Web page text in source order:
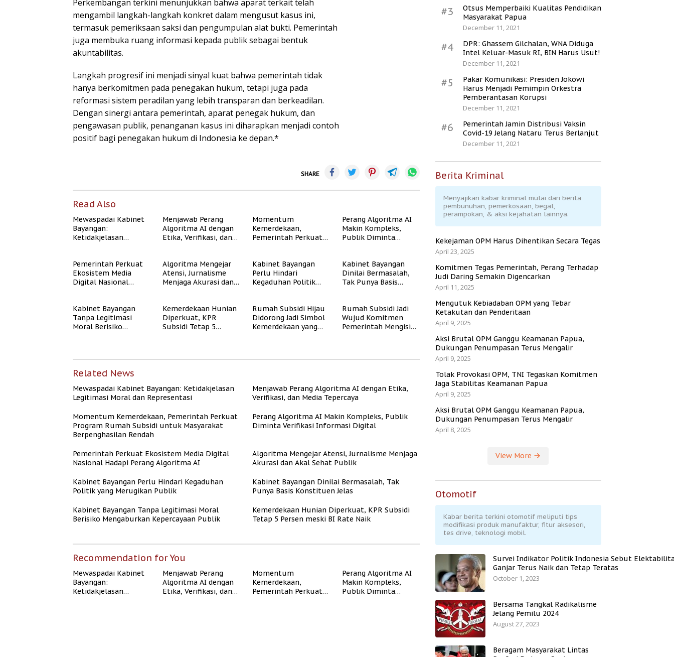
Perkembangan terkini menunjukkan bahwa aparat terkait telah
mengambil langkah-langkah konkret dalam mengusut kasus ini,
termasuk pemeriksaan saksi dan pengumpulan alat bukti. Pemerintah
juga membuka ruang informasi kepada publik sebagai bentuk
akuntabilitas.
Langkah progresif ini menjadi sinyal kuat bahwa pemerintah tidak
hanya berkomitmen pada penegakan hukum, tetapi juga pada
reformasi sistem peradilan yang lebih transparan dan berkeadilan.
Dengan sinergi antara pemerintah, aparat penegak hukum, dan
pengawasan publik, penanganan kasus ini diharapkan menjadi contoh
positif bagi penegakan hukum di Indonesia ke depan.*
SHARE
Read Also
Mewaspadai Kabinet
Bayangan:
Ketidakjelasan
Menjawab Perang
Algoritma AI dengan
Etika, Verifikasi, dan
Momentum
Kemerdekaan,
Pemerintah Perkuat
Masyarakat
Berpenghasilan
Rendah
Perang Algoritma AI
Makin Kompleks,
Publik Diminta
Pemerintah Perkuat
Ekosistem Media
Digital Nasional
Algoritma Mengejar
Atensi, Jurnalisme
Menjaga Akurasi dan
Kabinet Bayangan
Perlu Hindari
Kegaduhan Politik
Kabinet Bayangan
Dinilai Bermasalah,
Tak Punya Basis
Kabinet Bayangan
Tanpa Legitimasi
Moral Berisiko
Kemerdekaan Hunian
Diperkuat, KPR
Subsidi Tetap 5
Rumah Subsidi Hijau
Didorong Jadi Simbol
Kemerdekaan yang
Rumah Subsidi Jadi
Wujud Komitmen
Pemerintah Mengisi
Related News
Mewaspadai Kabinet Bayangan: Ketidakjelasan
Legitimasi Moral dan Representasi
Menjawab Perang Algoritma AI dengan Etika,
Verifikasi, dan Media Tepercaya
Momentum Kemerdekaan, Pemerintah Perkuat
Program Rumah Subsidi untuk Masyarakat
Berpenghasilan Rendah
Perang Algoritma AI Makin Kompleks, Publik
Diminta Verifikasi Informasi Digital
Pemerintah Perkuat Ekosistem Media Digital
Nasional Hadapi Perang Algoritma AI
Algoritma Mengejar Atensi, Jurnalisme Menjaga
Akurasi dan Akal Sehat Publik
Kabinet Bayangan Perlu Hindari Kegaduhan
Politik yang Merugikan Publik
Kabinet Bayangan Dinilai Bermasalah, Tak
Punya Basis Konstituen Jelas
Kabinet Bayangan Tanpa Legitimasi Moral
Berisiko Mengaburkan Kepercayaan Publik
Kemerdekaan Hunian Diperkuat, KPR Subsidi
Tetap 5 Persen meski BI Rate Naik
Recommendation for You
Mewaspadai Kabinet
Bayangan:
Ketidakjelasan
Menjawab Perang
Algoritma AI dengan
Etika, Verifikasi, dan
Momentum
Kemerdekaan,
Pemerintah Perkuat
Perang Algoritma AI
Makin Kompleks,
Publik Diminta
#3
Otsus Memperbaiki Kualitas Pendidikan
Masyarakat Papua
December 11, 2021
#4
DPR: Ghassem Gilchalan, WNA Diduga
Intel Keluar-Masuk RI, BIN Harus Usut!
December 11, 2021
#5
Pakar Komunikasi: Presiden Jokowi
Harus Menjadi Pemimpin Orkestra
Pemberantasan Korupsi
December 11, 2021
#6
Pemerintah Jamin Distribusi Vaksin
Covid-19 Jelang Nataru Terus Berlanjut
December 11, 2021
Berita Kriminal
Menyajikan kabar kriminal mulai dari berita
pembunuhan, pemerkosaan, begal,
perampokan, & aksi kejahatan lainnya.
Kekejaman OPM Harus Dihentikan Secara Tegas
April 23, 2025
Komitmen Tegas Pemerintah, Perang Terhadap
Judi Daring Semakin Digencarkan
April 11, 2025
Mengutuk Kebiadaban OPM yang Tebar
Ketakutan dan Penderitaan
April 9, 2025
Aksi Brutal OPM Ganggu Keamanan Papua,
Dukungan Penumpasan Terus Mengalir
April 9, 2025
Tolak Provokasi OPM, TNI Tegaskan Komitmen
Jaga Stabilitas Keamanan Papua
April 9, 2025
Aksi Brutal OPM Ganggu Keamanan Papua,
Dukungan Penumpasan Terus Mengalir
April 8, 2025
View More
Otomotif
Kabar berita terkini otomotif meliputi tips
modifikasi produk manufaktur, fitur aksesori,
tes drive, teknologi mobil.
Survei Indikator Politik Indonesia Sebut
Ganjar Terus Naik dan Tetap Teratas
October 1, 2023
Bersama Tangkal Radikalisme
Jelang Pemilu 2024
August 27, 2023
Beragam Masyarakat Lintas